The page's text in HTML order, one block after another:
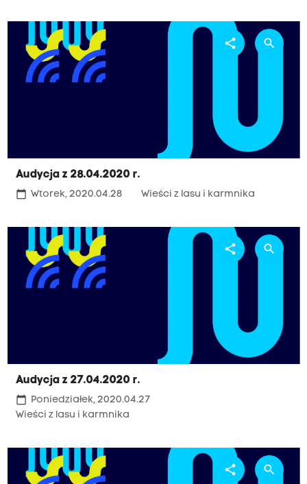
Audycja z 28.04.2020 r.
calendar_today Wtorek, 2020.04.28 Wieści z lasu i karmnika
share search
Audycja z 27.04.2020 r.
calendar_today Poniedziałek, 2020.04.27
Wieści z lasu i karmnika
share search
share search